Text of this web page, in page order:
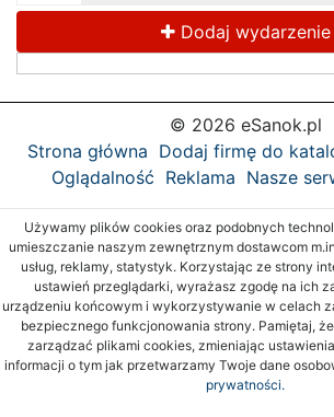
Dodaj wydarzenie
© 2026 eSanok.pl
Strona główna Dodaj firmę do
Oglądalność Reklama Nasze
Używamy plików cookies oraz podobnych
umieszczanie naszym zewnętrznym dostawcom
usług, reklamy, statystyk. Korzystając ze strony
ustawień przeglądarki, wyrażasz zgodę na ich
urządzeniu końcowym i wykorzystywanie w celach
bezpiecznego funkcjonowania strony. Pamiętaj,
zarządzać plikami cookies, zmieniając
informacji o tym jak przetwarzamy Twoje dane
prywatności.